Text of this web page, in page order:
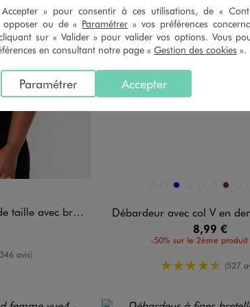
bretelles dentelle
avis)
Disponible en 21 coloris
BEIGE STANDARD
BLANC STANDARD
BLEU BLEU FONCE
BLEU GRISE
BLEUBRIQUE
Débardeur avec col V en
8,99 €
-50% sur le 2ème produit
4.5/5 de(527
» pour consentir à ces utilisations, de «
ou de « Paramétrer » vos préférences
sur « Valider » pour valider vos options. Vous
en consultant notre page « Gestion des cookies ».
Accepter
Paramétrer